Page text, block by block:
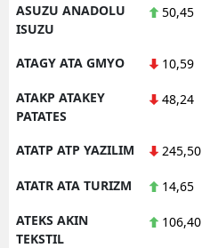
ASUZU ANADOLU
ISUZU
50,45
ATAGY ATA GMYO 10,59
ATAKP ATAKEY
PATATES
48,24
ATATP ATP YAZILIM 245,50
ATATR ATA TURIZM 14,65
ATEKS AKIN
TEKSTIL
106,40